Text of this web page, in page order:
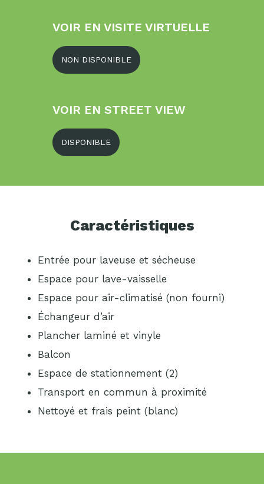
VOIR EN VISITE VIRTUELLE
NON DISPONIBLE
VOIR EN STREET VIEW
DISPONIBLE
Caractéristiques
Entrée pour laveuse et sécheuse
Espace pour lave-vaisselle
Espace pour air-climatisé (non fourni)
Échangeur d’air
Plancher laminé et vinyle
Balcon
Espace de stationnement (2)
Transport en commun à proximité
Nettoyé et frais peint (blanc)